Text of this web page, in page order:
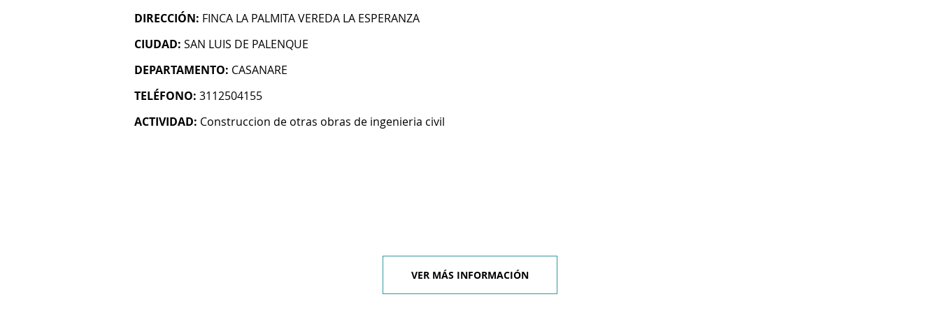
DIRECCIÓN: FINCA LA PALMITA VEREDA LA ESPERANZA
CIUDAD: SAN LUIS DE PALENQUE
DEPARTAMENTO: CASANARE
TELÉFONO: 3112504155
ACTIVIDAD: Construccion de otras obras de ingenieria civil
VER MÁS INFORMACIÓN